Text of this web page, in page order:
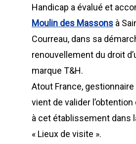
Handicap a évalué et
Moulin des Massons à
Courreau, dans sa
renouvellement du droit
marque T&H.
Atout France, gestionnaire
vient de valider l’obtention
à cet établissement dans
« Lieux de visite ».